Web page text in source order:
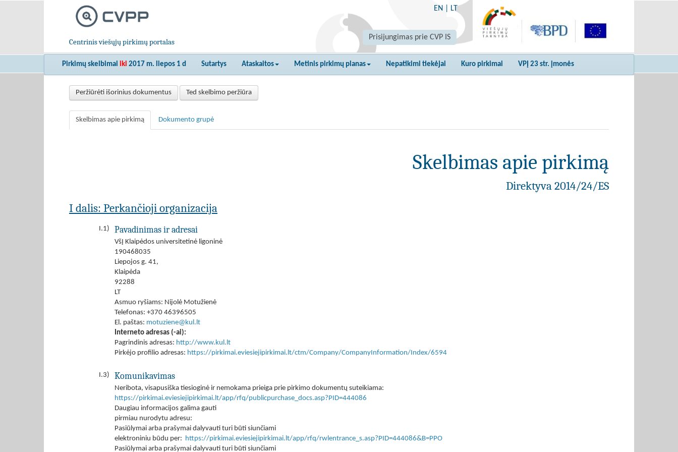
Centrinis viešųjų pirkimų portalas
EN LT
Prisijungimas prie CVP IS
Pirkimų skelbimai iki 2017 m. liepos 1 d Sutartys Ataskaitos Metinis pirkimų planas Nepatikimi tiekėjai Kuro pirkimai VPĮ 23 str. įmonės
Peržiūrėti išorinius dokumentus Ted skelbimo peržiūra
Skelbimas apie pirkimą Dokumento grupė
Skelbimas apie pirkimą
Direktyva 2014/24/ES
I dalis: Perkančioji organizacija
I.1) Pavadinimas ir adresai
VšĮ Klaipėdos universitetinė ligoninė
190468035
Liepojos g. 41,
Klaipėda
92288
LT
Asmuo ryšiams: Nijolė Motužienė
Telefonas: +370 46396505
El. paštas: motuziene@kul.lt
Interneto adresas (-ai):
Pagrindinis adresas: http://www.kul.lt
Pirkėjo profilio adresas: https://pirkimai.eviesiejipirkimai.lt/ctm/Company/CompanyInformation/Index/6594
I.3) Komunikavimas
Neribota, visapusiška tiesioginė ir nemokama prieiga prie pirkimo dokumentų suteikiama:
https://pirkimai.eviesiejipirkimai.lt/app/rfq/publicpurchase_docs.asp?PID=444086
Daugiau informacijos galima gauti
pirmiau nurodytu adresu:
Pasiūlymai arba prašymai dalyvauti turi būti siunčiami
elektroniniu būdu per: https://pirkimai.eviesiejipirkimai.lt/app/rfq/rwlentrance_s.asp?PID=444086&B=PPO
Pasiūlymai arba prašymai dalyvauti turi būti siunčiami